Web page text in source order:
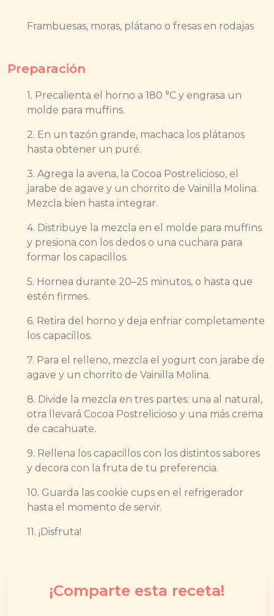
Frambuesas, moras, plátano o fresas en rodajas
Preparación
1. Precalienta el horno a 180 °C y engrasa un
molde para muffins.
2. En un tazón grande, machaca los plátanos
hasta obtener un puré.
3. Agrega la avena, la Cocoa Postrelicioso, el
jarabe de agave y un chorrito de Vainilla Molina.
Mezcla bien hasta integrar.
4. Distribuye la mezcla en el molde para muffins
y presiona con los dedos o una cuchara para
formar los capacillos.
5. Hornea durante 20–25 minutos, o hasta que
estén firmes.
6. Retira del horno y deja enfriar completamente
los capacillos.
7. Para el relleno, mezcla el yogurt con jarabe de
agave y un chorrito de Vainilla Molina.
8. Divide la mezcla en tres partes: una al natural,
otra llevará Cocoa Postrelicioso y una más crema
de cacahuate.
9. Rellena los capacillos con los distintos sabores
y decora con la fruta de tu preferencia.
10. Guarda las cookie cups en el refrigerador
hasta el momento de servir.
11. ¡Disfruta!
¡Comparte esta receta!